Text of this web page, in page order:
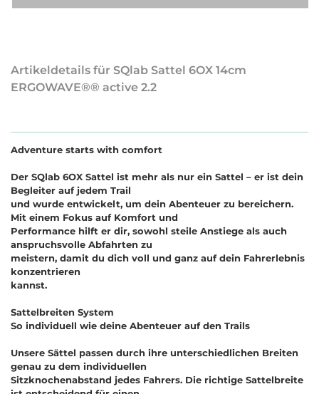
Artikeldetails für SQlab Sattel 6OX 14cm
ERGOWAVE®® active 2.2
Adventure starts with comfort
Der SQlab 6OX Sattel ist mehr als nur ein Sattel – er ist dein
Begleiter auf jedem Trail
und wurde entwickelt, um dein Abenteuer zu bereichern.
Mit einem Fokus auf Komfort und
Performance hilft er dir, sowohl steile Anstiege als auch
anspruchsvolle Abfahrten zu
meistern, damit du dich voll und ganz auf dein Fahrerlebnis
konzentrieren
kannst.
Sattelbreiten System
So individuell wie deine Abenteuer auf den Trails
Unsere Sättel passen durch ihre unterschiedlichen Breiten
genau zu dem individuellen
Sitzknochenabstand jedes Fahrers. Die richtige Sattelbreite